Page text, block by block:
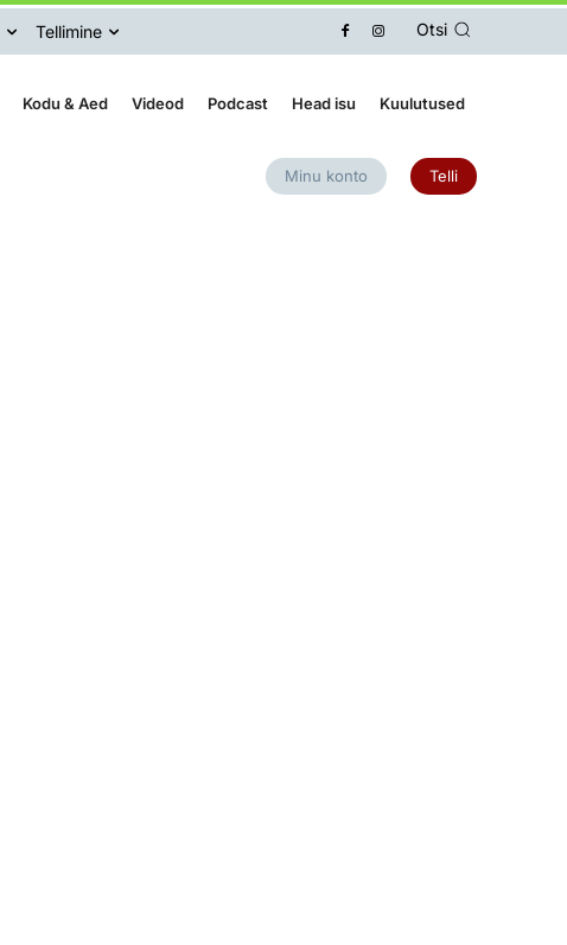
Tellimine Otsi
Kodu & Aed Videod Podcast Head isu Kuulutused
Minu konto Telli